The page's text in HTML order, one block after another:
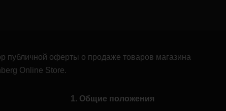
публичной оферты о продаже товаров магазина
Online Store.
1. Общие положения